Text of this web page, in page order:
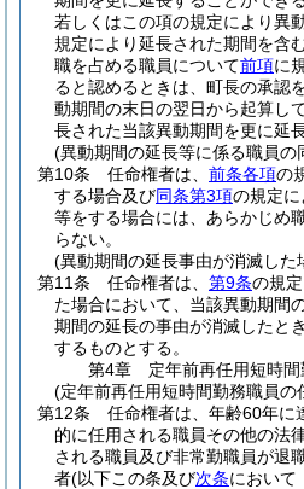
若しくはこの項の規定により異
規定により延長された期間を含
職を占める職員について前項に
ると認めるときは、町長の承認
動期間の末日の翌日から起算し
長された当該異動期間を更に延
(異動期間の延長等に係る職員の
第10条
任命権者は、 前条各項の
する場合及び同条第3項の規定
等をする場合には、あらかじめ
らない。
(異動期間の延長事由が消滅した
第11条
任命権者は、 第9条の規
た場合において、当該異動期間
期間の延長の事由が消滅したと
するものとする。
第4章
定年前再任用短時間
(定年前再任用短時間勤務職員の
第12条
任命権者は、年齢60年に
的に任用される職員その他の法
される職員及び非常勤職員が退
者(以下この条及び次条において